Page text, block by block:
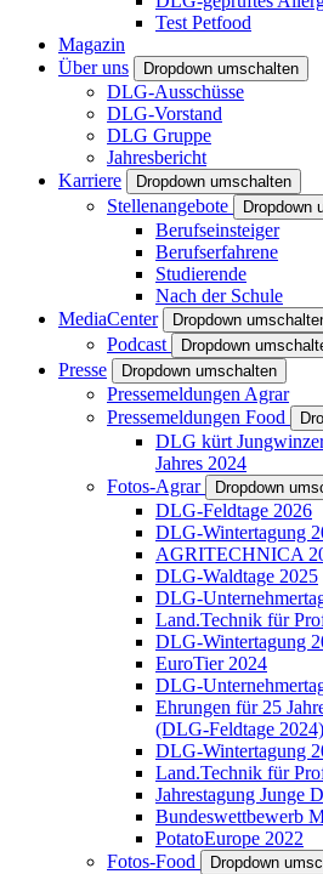
Test Petfood
Magazin
Über uns
Dropdown umschalten
DLG-Ausschüsse
DLG-Vorstand
DLG Gruppe
Jahresbericht
Karriere
Dropdown umschalten
Stellenangebote Dropdown
Berufseinsteiger
Berufserfahrene
Studierende
Nach der Schule
MediaCenter
Dropdown
Podcast Dropdown
Presse Dropdown umschalten
Pressemeldungen Agrar
Pressemeldungen Food
DLG kürt
Jahres 2024
Fotos-Agrar
Dropdown
DLG-Feldtage 2026
DLG-Wintertagung
AGRITECHNICA
DLG-Waldtage 2025
DLG-
Land.Technik für
DLG-Wintertagung
EuroTier 2024
DLG-
Ehrungen für 25
(DLG-Feldtage 2024)
DLG-Wintertagung
Land.Technik für
Jahrestagung Junge
Bundeswettbewerb
PotatoEurope 2022
Fotos-Food
Dropdown